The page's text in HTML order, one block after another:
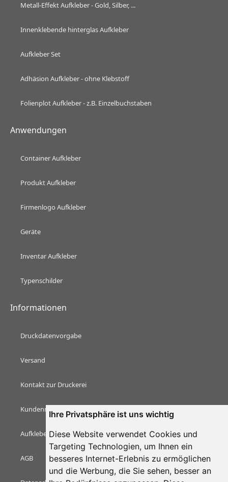
Ihre Privatsphäre ist uns wichtig
Diese Website verwendet Cookies und
Targeting Technologien, um Ihnen ein
besseres Internet-Erlebnis zu ermöglichen
und die Werbung, die Sie sehen, besser an
Metall-Effekt Aufkleber - Gold, Silber, ...
Innenklebende hinterglas Aufkleber
Aufkleber Set
Adhäsion Aufkleber - ohne Klebstoff
Folienplot Aufkleber - z.B. Einzelbuchstaben
Anwendungen
Container Aufkleber
Produkt Aufkleber
Firmenlogo Aufkleber
Geräte
Inventar Aufkleber
Typenschilder
Informationen
Druckdatenvorgabe
Versand
Kontakt zur Druckerei
Kundenmeinungen & Bewertungen
Aufkleber Magazin
AGB